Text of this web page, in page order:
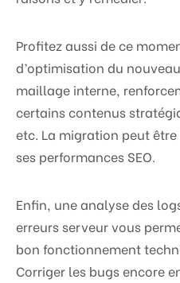
Profitez aussi de ce
d’optimisation du
maillage interne,
certains contenus
etc. La migration peut
ses performances SEO.
Enfin, une analyse des
erreurs serveur vous
bon fonctionnement
Corriger les bugs encore